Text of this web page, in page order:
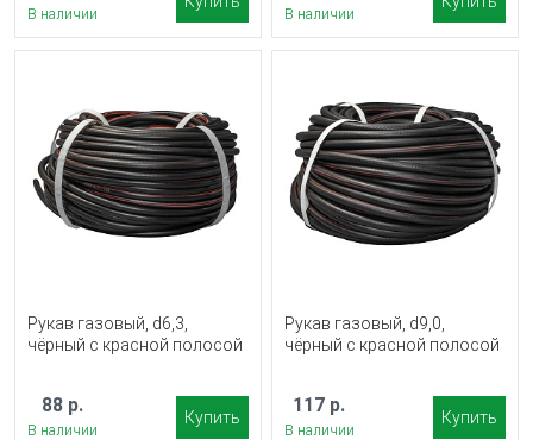
В наличии В наличии
Рукав газовый, d6,3,
чёрный с красной полосой
88 р.
В наличии
Купить
Рукав газовый, d9,0,
чёрный с красной полосой
117 р.
В наличии
Купить